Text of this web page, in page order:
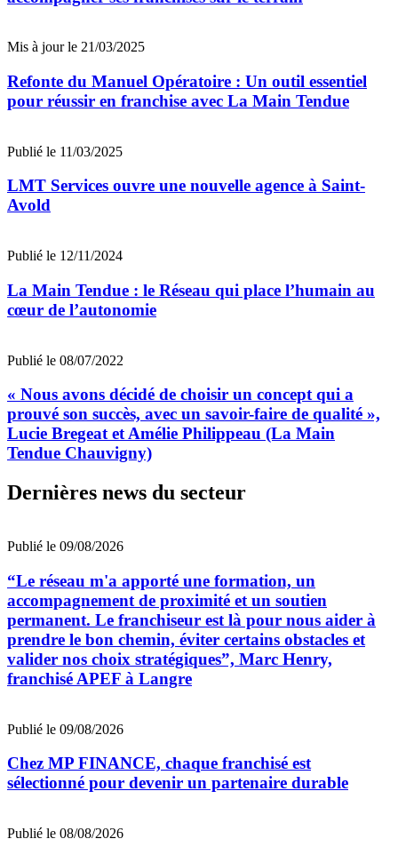
Mis à jour le 21/03/2025
Refonte du Manuel Opératoire : Un outil essentiel
pour réussir en franchise avec La Main Tendue
Publié le 11/03/2025
LMT Services ouvre une nouvelle agence à Saint-
Avold
Publié le 12/11/2024
La Main Tendue : le Réseau qui place l’humain au
cœur de l’autonomie
Publié le 08/07/2022
« Nous avons décidé de choisir un concept qui a
prouvé son succès, avec un savoir-faire de qualité »,
Lucie Bregeat et Amélie Philippeau (La Main
Tendue Chauvigny)
Dernières news du secteur
Publié le 09/08/2026
“Le réseau m'a apporté une formation, un
accompagnement de proximité et un soutien
permanent. Le franchiseur est là pour nous aider à
prendre le bon chemin, éviter certains obstacles et
valider nos choix stratégiques”, Marc Henry,
franchisé APEF à Langre
Publié le 09/08/2026
Chez MP FINANCE, chaque franchisé est
sélectionné pour devenir un partenaire durable
Publié le 08/08/2026